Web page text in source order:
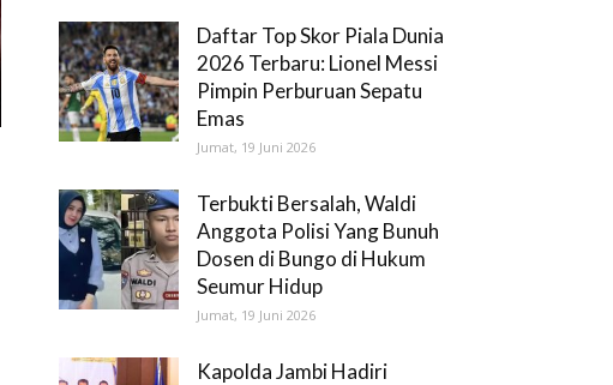
Daftar Top Skor Piala Dunia
2026 Terbaru: Lionel Messi
Pimpin Perburuan Sepatu
Emas
Jumat, 19 Juni 2026
Terbukti Bersalah, Waldi
Anggota Polisi Yang Bunuh
Dosen di Bungo di Hukum
Seumur Hidup
Jumat, 19 Juni 2026
Kapolda Jambi Hadiri